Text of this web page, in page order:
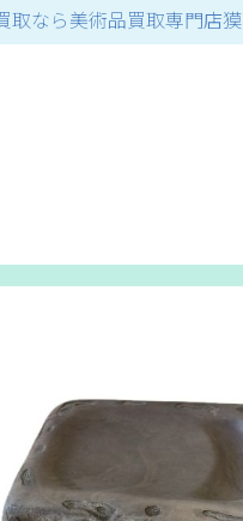
取なら美術品買取専門店獏